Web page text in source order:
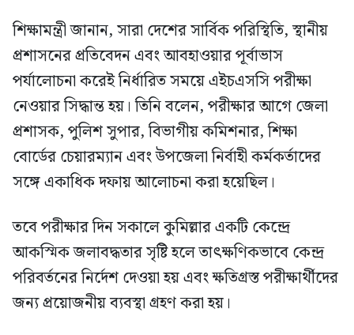
শিক্ষামন্ত্রী জানান, সারা দেশের সার্বিক পরিস্থিতি, স্থানীয়
প্রশাসনের প্রতিবেদন এবং আবহাওয়ার পূর্বাভাস
পর্যালোচনা করেই নির্ধারিত সময়ে এইচএসসি পরীক্ষা
নেওয়ার সিদ্ধান্ত হয়। তিনি বলেন, পরীক্ষার আগে জেলা
প্রশাসক, পুলিশ সুপার, বিভাগীয় কমিশনার, শিক্ষা
বোর্ডের চেয়ারম্যান এবং উপজেলা নির্বাহী কর্মকর্তাদের
সঙ্গে একাধিক দফায় আলোচনা করা হয়েছিল।
তবে পরীক্ষার দিন সকালে কুমিল্লার একটি কেন্দ্রে
আকস্মিক জলাবদ্ধতার সৃষ্টি হলে তাৎক্ষণিকভাবে কেন্দ্র
পরিবর্তনের নির্দেশ দেওয়া হয় এবং ক্ষতিগ্রস্ত পরীক্ষার্থীদের
জন্য প্রয়োজনীয় ব্যবস্থা গ্রহণ করা হয়।